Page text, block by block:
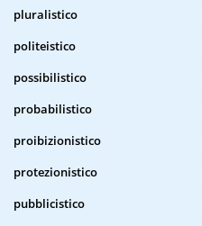
pluralistico
politeistico
possibilistico
probabilistico
proibizionistico
protezionistico
pubblicistico